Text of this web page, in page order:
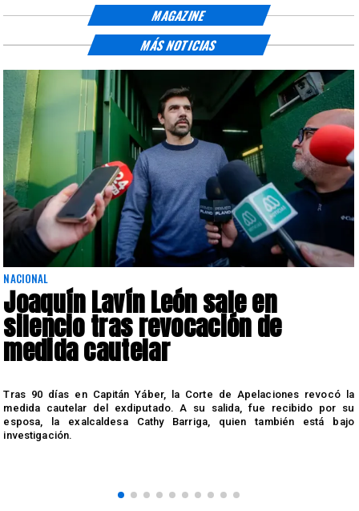
MAGAZINE
NACIONAL
Joaquín Lavín León sale en
silencio tras revocación de
medida cautelar
Tras 90 días en Capitán Yáber, la Corte de Apelaciones revocó la
medida cautelar del exdiputado. A su salida, fue recibido por su
esposa, la exalcaldesa Cathy Barriga, quien también está bajo
investigación.
MÁS NOTICIAS